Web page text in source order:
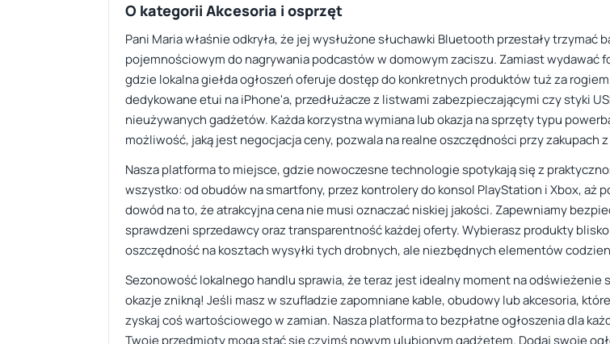
O kategorii Akcesoria i osprzęt
Pani Maria właśnie odkryła, że jej wysłużone słuchawki Bluetooth przestały
pojemnościowym do nagrywania podcastów w domowym zaciszu. Zamiast wydawać
gdzie lokalna giełda ogłoszeń oferuje dostęp do konkretnych produktów tuż za
dedykowane etui na iPhone'a, przedłużacze z listwami zabezpieczającymi czy styki
nieużywanych gadżetów. Każda korzystna wymiana lub okazja na sprzęty typu
możliwość, jaką jest negocjacja ceny, pozwala na realne oszczędności przy zakupach
Nasza platforma to miejsce, gdzie nowoczesne technologie spotykają się z
wszystko: od obudów na smartfony, przez kontrolery do konsol PlayStation i Xbox, aż
dowód na to, że atrakcyjna cena nie musi oznaczać niskiej jakości. Zapewniamy
sprawdzeni sprzedawcy oraz transparentność każdej oferty. Wybierasz produkty
oszczędność na kosztach wysyłki tych drobnych, ale niezbędnych elementów
Sezonowość lokalnego handlu sprawia, że teraz jest idealny moment na
okazje znikną! Jeśli masz w szufladzie zapomniane kable, obudowy lub akcesoria,
zyskaj coś wartościowego w zamian. Nasza platforma to bezpłatne ogłoszenia dla
Twoje przedmioty mogą stać się czyimś nowym ulubionym gadżetem. Dodaj swoje